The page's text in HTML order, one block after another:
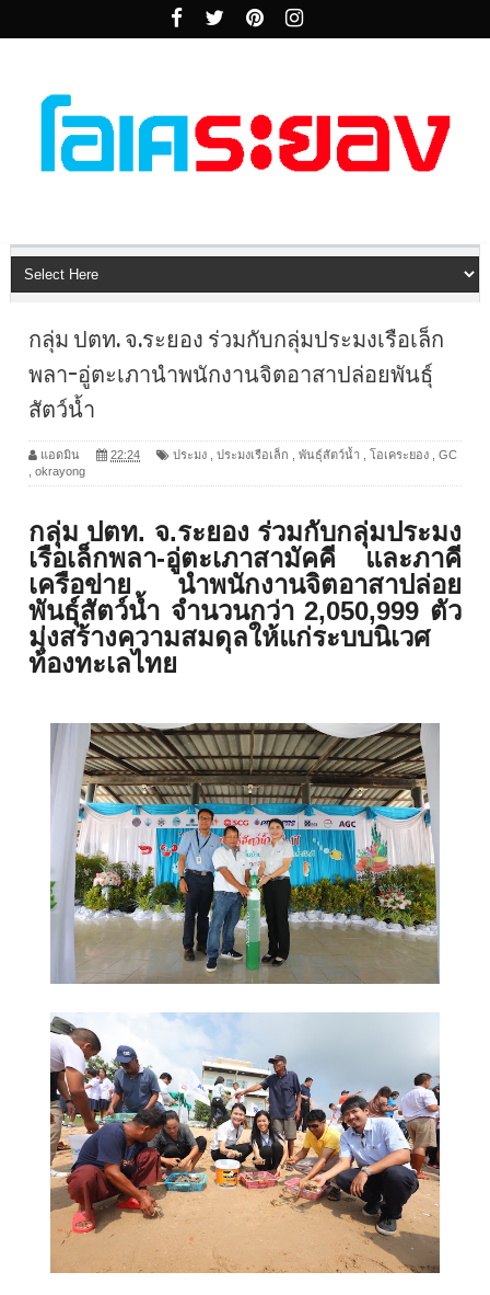
กลุ่ม ปตท. จ.ระยอง ร่วมกับกลุ่มประมงเรือเล็ก
พลา-อู่ตะเภานำพนักงานจิตอาสาปล่อยพันธุ์
สัตว์น้ำ
แอดมิน 22:24 ประมง ประมงเรือเล็ก พันธุ์สัตว์น้ำ โอเคระยอง
GC
okrayong
กลุ่ม ปตท. จ.ระยอง ร่วมกับกลุ่มประมง
เรือเล็กพลา-อู่ตะเภาสามัคคี และภาคี
เครือข่าย นำพนักงานจิตอาสาปล่อย
พันธุ์สัตว์น้ำ จำนวนกว่า 2,050,999 ตัว
มุ่งสร้างความสมดุลให้แก่ระบบนิเวศ
ท้องทะเลไทย